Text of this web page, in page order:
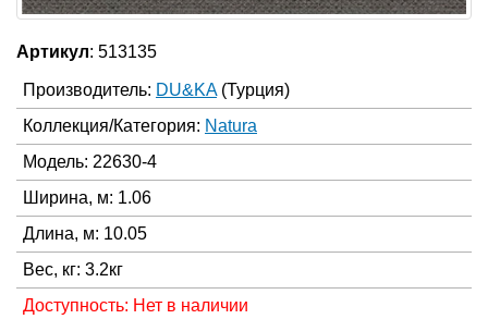
Артикул: 513135
Производитель: DU&KA (Турция)
Коллекция/Категория: Natura
Модель: 22630-4
Ширина, м: 1.06
Длина, м: 10.05
Вес, кг: 3.2кг
Доступность: Нет в наличии